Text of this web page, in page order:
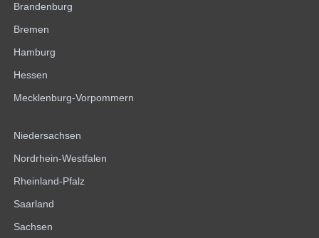
Brandenburg
Bremen
Hamburg
Hessen
Mecklenburg-Vorpommern
Niedersachsen
Nordrhein-Westfalen
Rheinland-Pfalz
Saarland
Sachsen